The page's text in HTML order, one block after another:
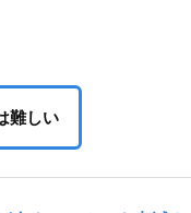
難しい